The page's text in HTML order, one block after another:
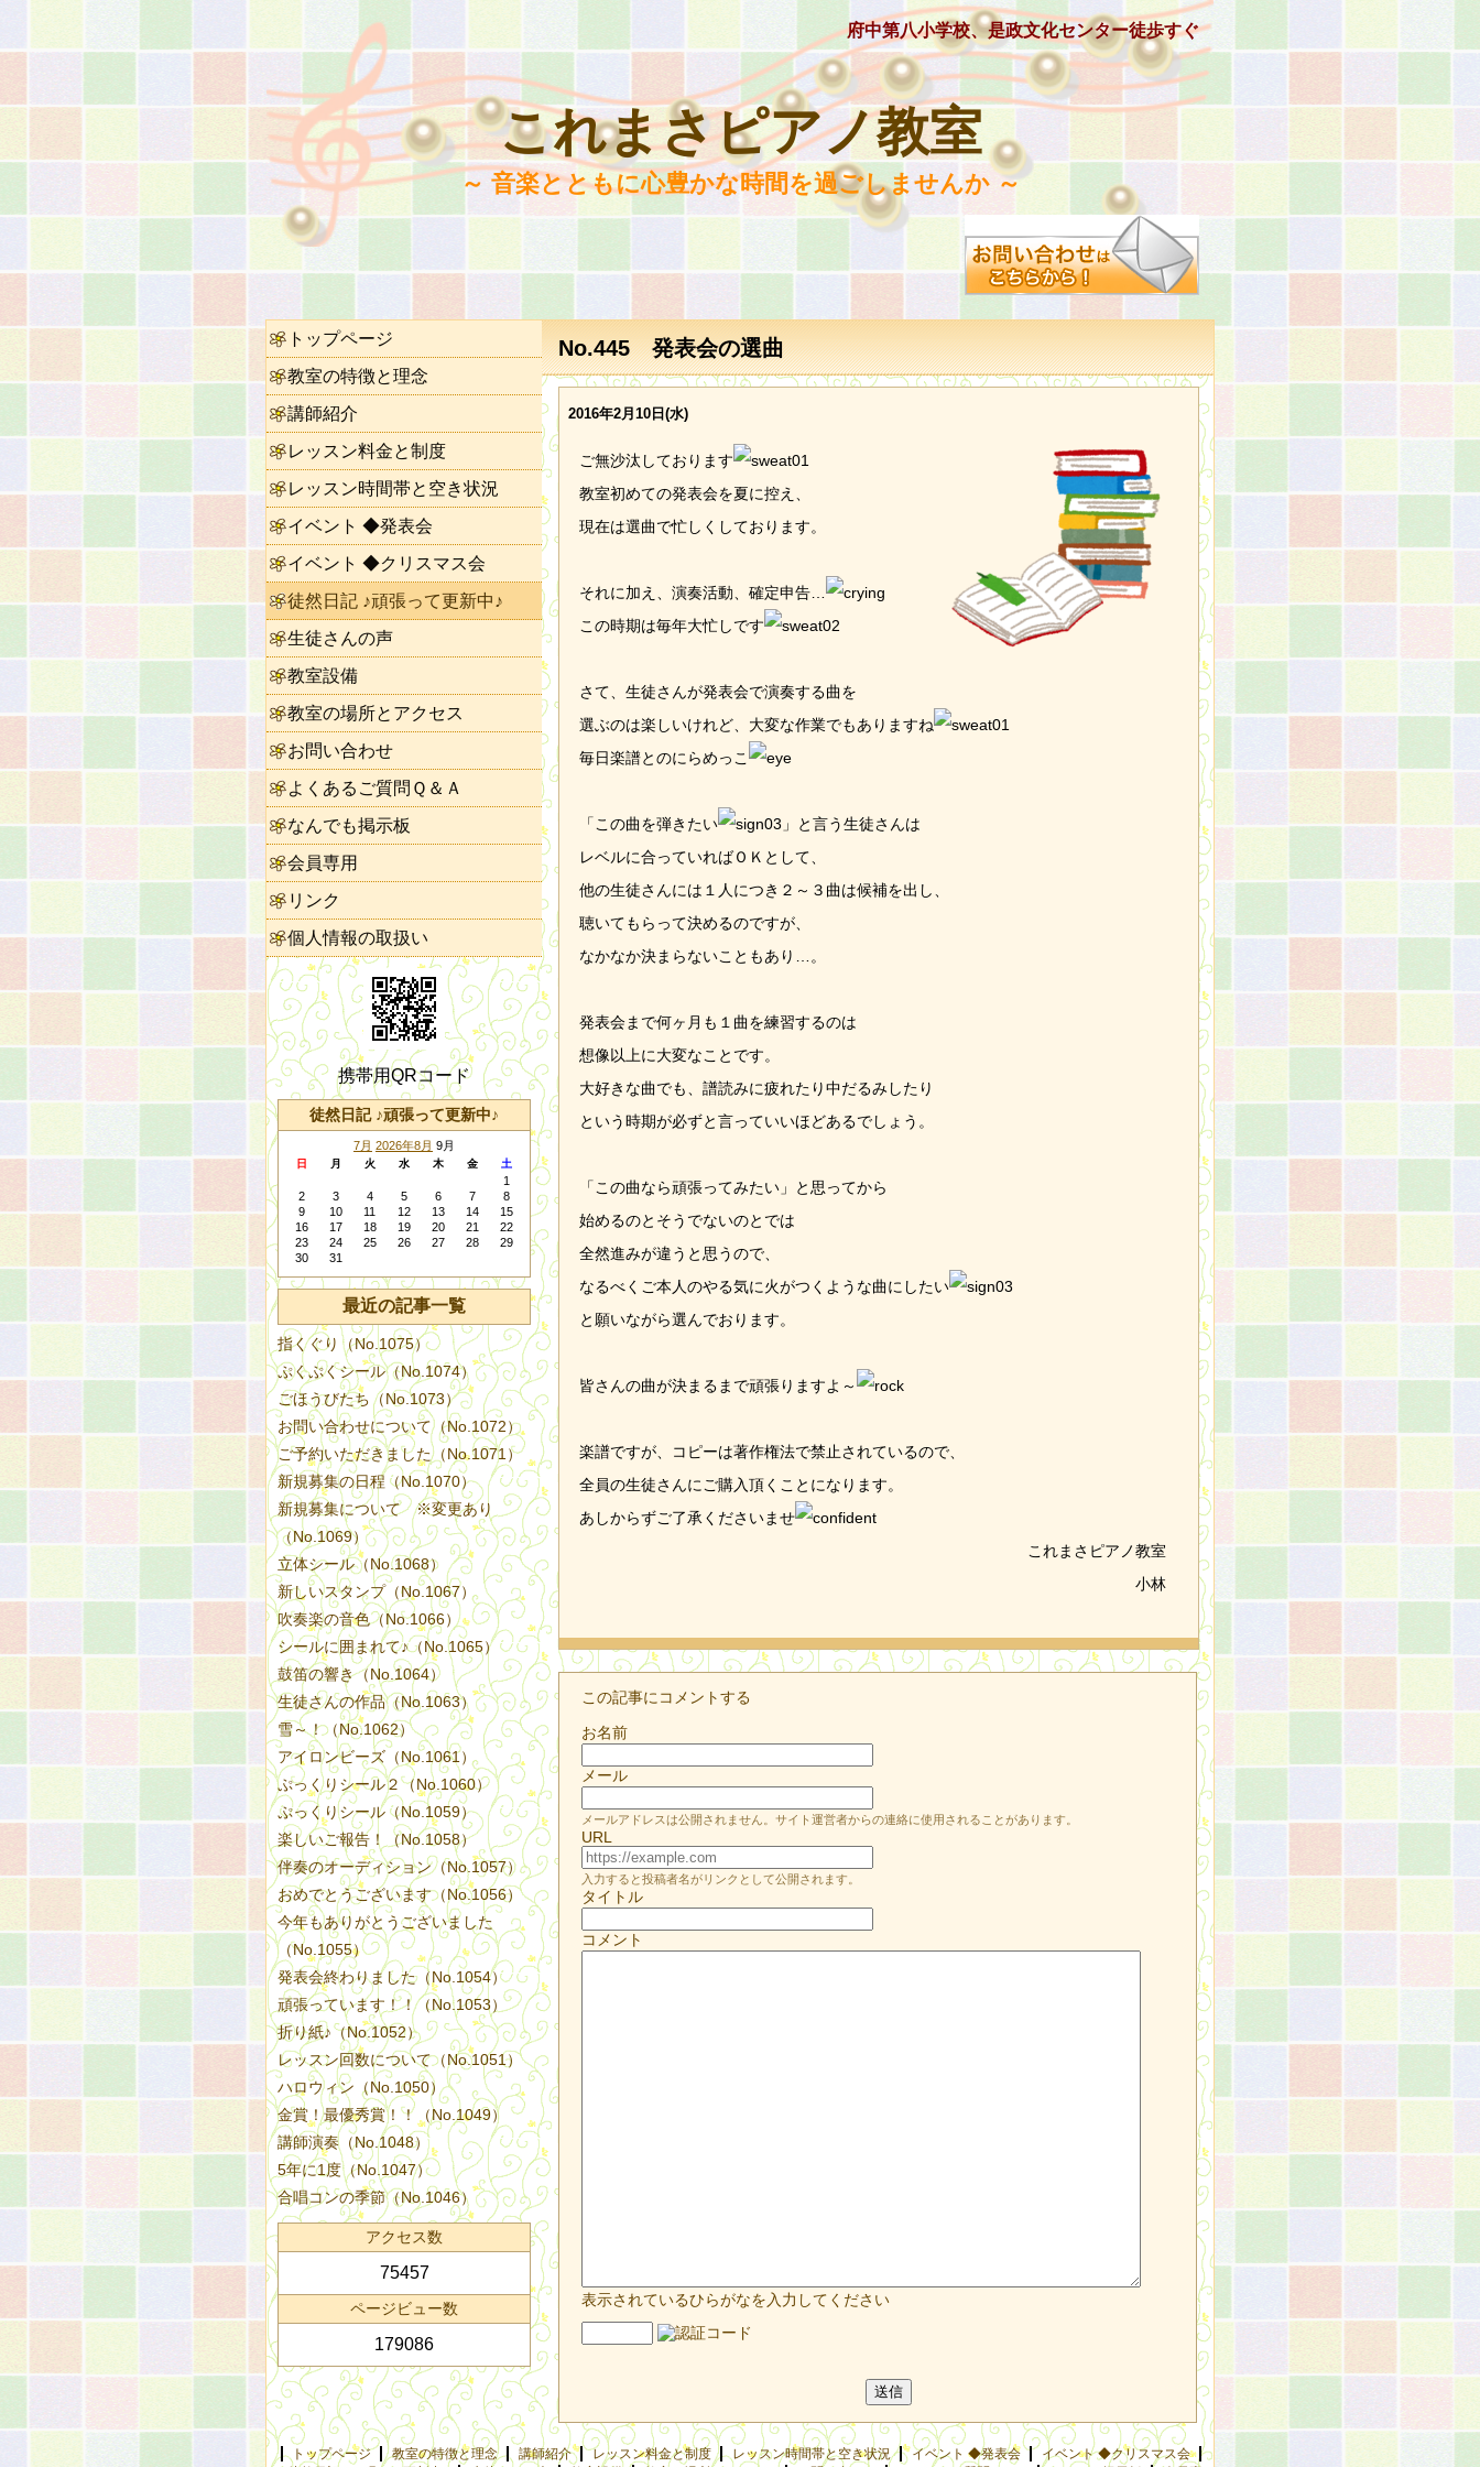
府中第八小学校、是政文化センター徒歩すぐ
これまさピアノ教室
～ 音楽とともに心豊かな時間を過ごしませんか ～
No.445 発表会の選曲
2016年2月10日(水)
ご無沙汰しております
教室初めての発表会を夏に控え、
現在は選曲で忙しくしております。
それに加え、演奏活動、確定申告…
この時期は毎年大忙しです
さて、生徒さんが発表会で演奏する曲を
選ぶのは楽しいけれど、大変な作業でもありますね
毎日楽譜とのにらめっこ
「この曲を弾きたい
」と言う生徒さんは
レベルに合っていればＯＫとして、
他の生徒さんには１人につき２～３曲は候補を出し、
聴いてもらって決めるのですが、
なかなか決まらないこともあり…。
発表会まで何ヶ月も１曲を練習するのは
想像以上に大変なことです。
大好きな曲でも、譜読みに疲れたり中だるみしたり
という時期が必ずと言っていいほどあるでしょう。
「この曲なら頑張ってみたい」と思ってから
始めるのとそうでないのとでは
全然進みが違うと思うので、
なるべくご本人のやる気に火がつくような曲にしたい
と願いながら選んでおります。
皆さんの曲が決まるまで頑張りますよ～
楽譜ですが、コピーは著作権法で禁止されているので、
全員の生徒さんにご購入頂くことになります。
あしからずご了承くださいませ
これまさピアノ教室
小林
この記事にコメントする
お名前
メール
メールアドレスは公開されません。サイト運営者からの連絡に使用されることがあります。
URL
入力すると投稿者名がリンクとして公開されます。
タイトル
コメント
表示されているひらがなを入力してください
トップページ
教室の特徴と理念
講師紹介
レッスン料金と制度
レッスン時間帯と空き状況
イベント ◆発表会
イベント ◆クリスマス会
徒然日記 ♪頑張って更新中♪
生徒さんの声
教室設備
教室の場所とアクセス
お問い合わせ
よくあるご質問Ｑ＆Ａ
なんでも掲示板
会員専用
リンク
個人情報の取扱い
携帯用QRコード
徒然日記 ♪頑張って更新中♪
7月 2026年8月 9月
日 月 火 水 木 金 土
1
2
3 4 5 6 7
8
9
10 11 12 13 14
15
16
17 18 19 20 21
22
23
24 25 26 27 28
29
30
31
最近の記事一覧
指くぐり（No.1075）
ぷくぷくシール（No.1074）
ごほうびたち（No.1073）
お問い合わせについて（No.1072）
ご予約いただきました（No.1071）
新規募集の日程（No.1070）
新規募集について ※変更あり
（No.1069）
立体シール（No.1068）
新しいスタンプ（No.1067）
吹奏楽の音色（No.1066）
シールに囲まれて♪（No.1065）
鼓笛の響き（No.1064）
生徒さんの作品（No.1063）
雪～！（No.1062）
アイロンビーズ（No.1061）
ぷっくりシール２（No.1060）
ぷっくりシール（No.1059）
楽しいご報告！（No.1058）
伴奏のオーディション（No.1057）
おめでとうございます（No.1056）
今年もありがとうございました
（No.1055）
発表会終わりました（No.1054）
頑張っています！！（No.1053）
折り紙♪（No.1052）
レッスン回数について（No.1051）
ハロウィン（No.1050）
金賞！最優秀賞！！（No.1049）
講師演奏（No.1048）
5年に1度（No.1047）
合唱コンの季節（No.1046）
アクセス数
75457
ページビュー数
179086
トップページ 教室の特徴と理念 講師紹介 レッスン料金と制度 レッスン時間帯と空き状況 イベント ◆発表会
イベント ◆クリスマス会